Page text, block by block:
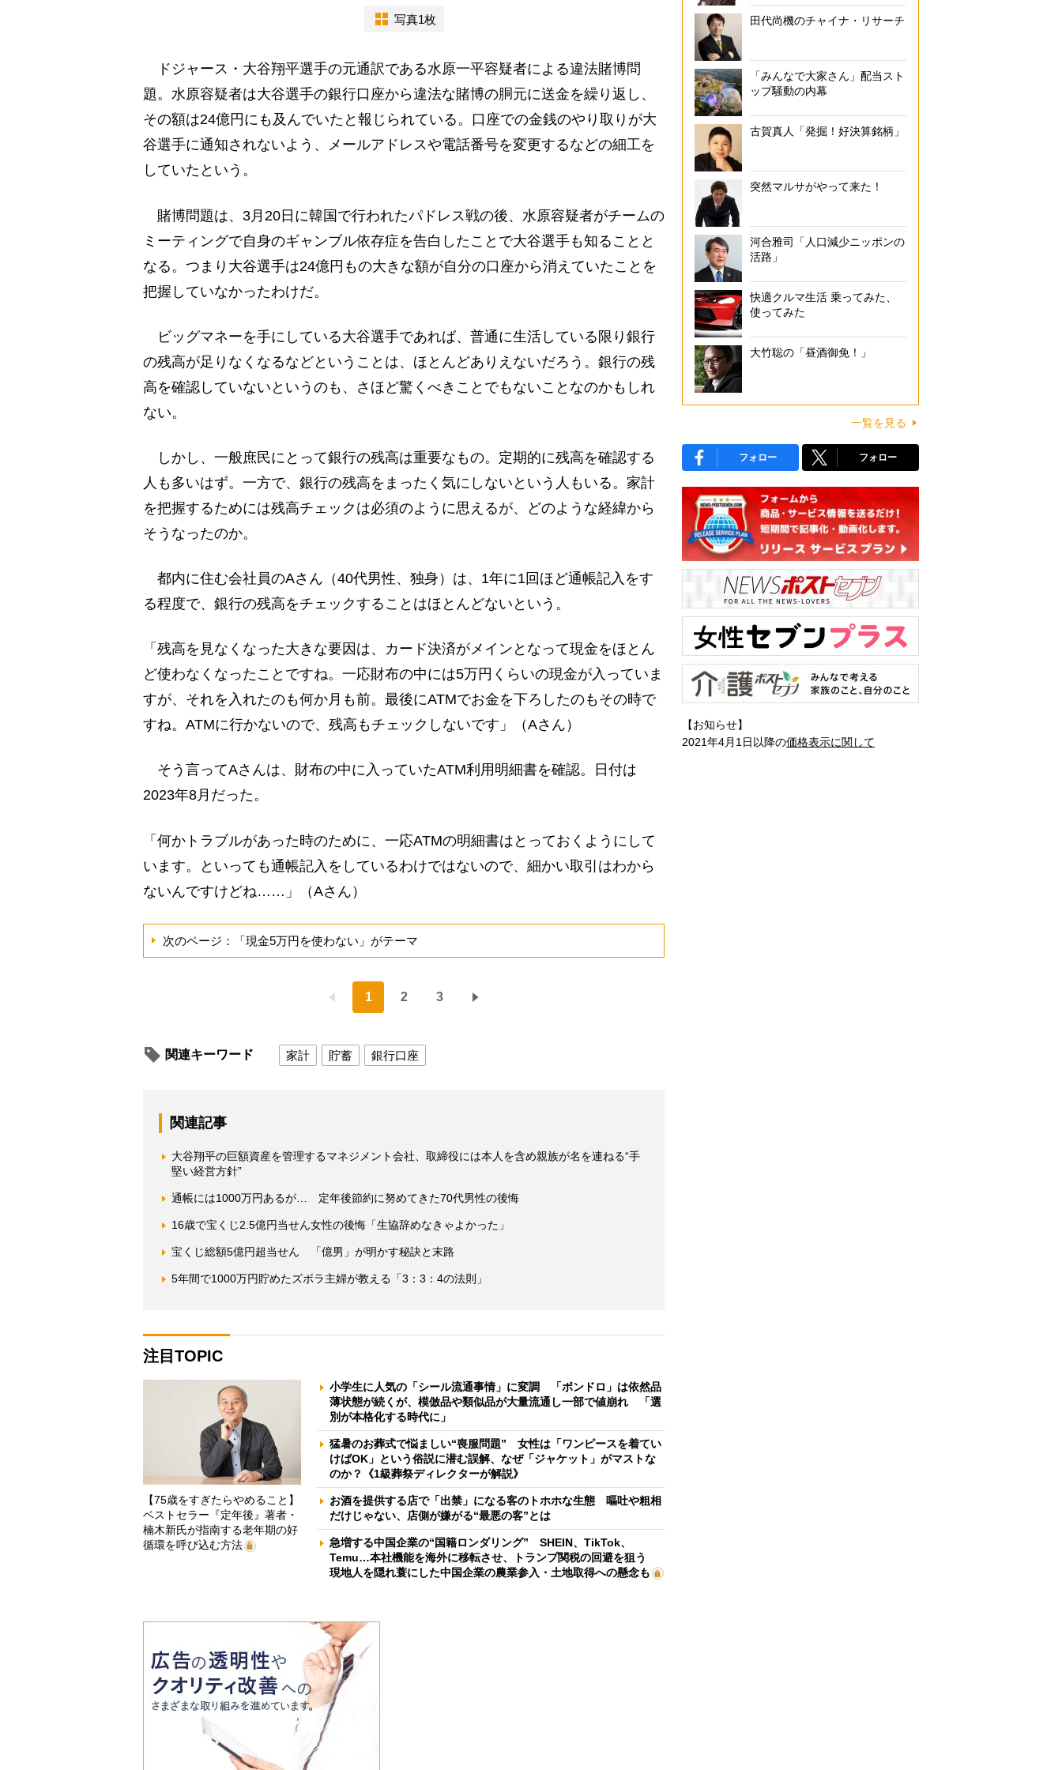
写真1枚
ドジャース・大谷翔平選手の元通訳である水原一平容疑者による違法賭博問
題。水原容疑者は大谷選手の銀行口座から違法な賭博の胴元に送金を繰り返し、
その額は24億円にも及んでいたと報じられている。口座での金銭のやり取りが大
谷選手に通知されないよう、メールアドレスや電話番号を変更するなどの細工を
していたという。
賭博問題は、3月20日に韓国で行われたパドレス戦の後、水原容疑者がチームの
ミーティングで自身のギャンブル依存症を告白したことで大谷選手も知ることと
なる。つまり大谷選手は24億円もの大きな額が自分の口座から消えていたことを
把握していなかったわけだ。
ビッグマネーを手にしている大谷選手であれば、普通に生活している限り銀行
の残高が足りなくなるなどということは、ほとんどありえないだろう。銀行の残
高を確認していないというのも、さほど驚くべきことでもないことなのかもしれ
ない。
しかし、一般庶民にとって銀行の残高は重要なもの。定期的に残高を確認する
人も多いはず。一方で、銀行の残高をまったく気にしないという人もいる。家計
を把握するためには残高チェックは必須のように思えるが、どのような経緯から
そうなったのか。
都内に住む会社員のAさん（40代男性、独身）は、1年に1回ほど通帳記入をす
る程度で、銀行の残高をチェックすることはほとんどないという。
「残高を見なくなった大きな要因は、カード決済がメインとなって現金をほとん
ど使わなくなったことですね。一応財布の中には5万円くらいの現金が入っていま
すが、それを入れたのも何か月も前。最後にATMでお金を下ろしたのもその時で
すね。ATMに行かないので、残高もチェックしないです」（Aさん）
そう言ってAさんは、財布の中に入っていたATM利用明細書を確認。日付は
2023年8月だった。
「何かトラブルがあった時のために、一応ATMの明細書はとっておくようにして
います。といっても通帳記入をしているわけではないので、細かい取引はわから
ないんですけどね……」（Aさん）
次のページ：「現金5万円を使わない」がテーマ
1 2 3
関連キーワード 家計 貯蓄 銀行口座
関連記事
大谷翔平の巨額資産を管理するマネジメント会社、取締役には本人を含め親族が名を連ねる“手
堅い経営方針”
通帳には1000万円あるが… 定年後節約に努めてきた70代男性の後悔
16歳で宝くじ2.5億円当せん女性の後悔「生協辞めなきゃよかった」
宝くじ総額5億円超当せん 「億男」が明かす秘訣と末路
5年間で1000万円貯めたズボラ主婦が教える「3：3：4の法則」
注目TOPIC
【75歳をすぎたらやめること】
ベストセラー『定年後』著者・
楠木新氏が指南する老年期の好
循環を呼び込む方法
小学生に人気の「シール流通事情」に変調 「ボンドロ」は依然品
薄状態が続くが、模倣品や類似品が大量流通し一部で値崩れ 「選
別が本格化する時代に」
猛暑のお葬式で悩ましい“喪服問題” 女性は「ワンピースを着てい
けばOK」という俗説に潜む誤解、なぜ「ジャケット」がマストな
のか？《1級葬祭ディレクターが解説》
お酒を提供する店で「出禁」になる客のトホホな生態 嘔吐や粗相
だけじゃない、店側が嫌がる“最悪の客”とは
急増する中国企業の“国籍ロンダリング” SHEIN、TikTok、
Temu…本社機能を海外に移転させ、トランプ関税の回避を狙う
現地人を隠れ蓑にした中国企業の農業参入・土地取得への懸念も
田代尚機のチャイナ・リサーチ
「みんなで大家さん」配当スト
ップ騒動の内幕
古賀真人「発掘！好決算銘柄」
突然マルサがやって来た！
河合雅司「人口減少ニッポンの
活路」
快適クルマ生活 乗ってみた、
使ってみた
大竹聡の「昼酒御免！」
一覧を見る
フォロー フォロー
【お知らせ】
2021年4月1日以降の価格表示に関して